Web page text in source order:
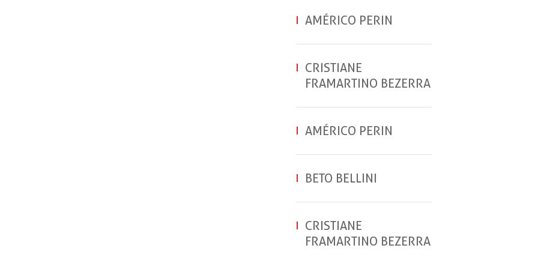
AMÉRICO PERIN
CRISTIANE
FRAMARTINO BEZERRA
AMÉRICO PERIN
BETO BELLINI
CRISTIANE
FRAMARTINO BEZERRA